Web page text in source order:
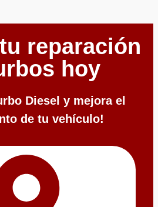
reparación
hoy
Diesel y mejora el
de tu vehículo!